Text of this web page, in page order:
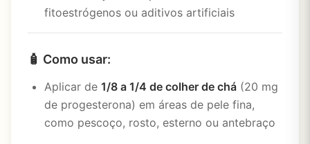
fitoestrógenos ou aditivos artificiais
🧴 Como usar:
Aplicar de 1/8 a 1/4 de colher de chá (20 mg
de progesterona) em áreas de pele fina,
como pescoço, rosto, esterno ou antebraço